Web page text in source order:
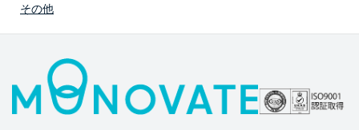
その他